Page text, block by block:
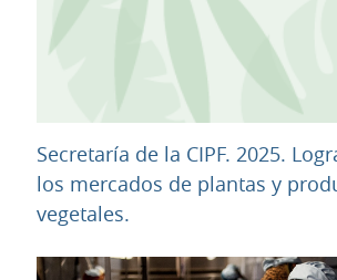
Secretaría de la CIPF. 2025.
los mercados de plantas y
vegetales.